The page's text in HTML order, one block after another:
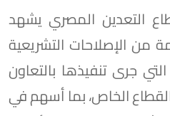
التعدين المصري يشهد
من الإصلاحات التشريعية
جرى تنفيذها بالتعاون
الخاص، بما أسهم في